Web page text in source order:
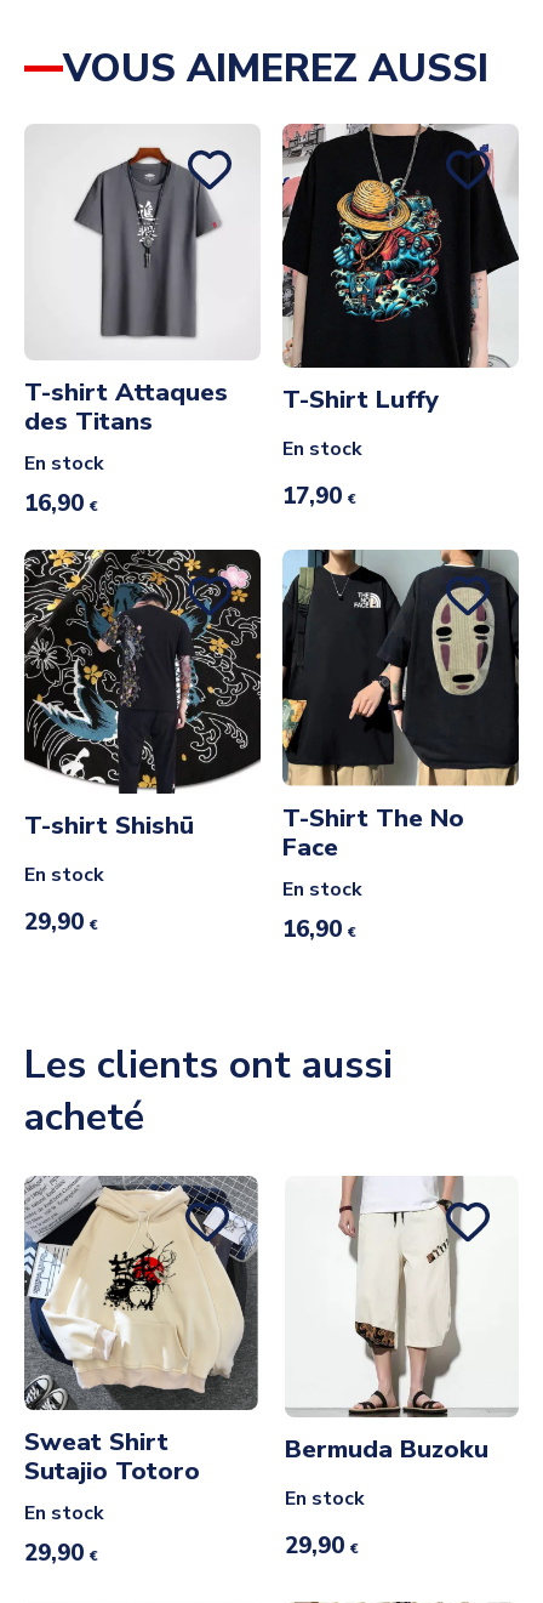
VOUS AIMEREZ AUSSI
T-shirt Attaques
des Titans
En stock
16,90 €
T-Shirt Luffy
En stock
17,90 €
T-shirt Shishū
En stock
29,90 €
T-Shirt The No
Face
En stock
16,90 €
Les clients ont aussi
acheté
Sweat Shirt
Sutajio Totoro
En stock
29,90 €
Bermuda Buzoku
En stock
29,90 €